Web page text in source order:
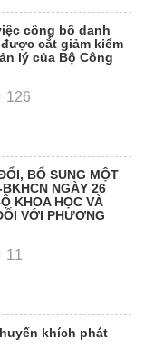
công bố danh
cắt giảm kiểm
lý của Bộ Công
126
BỔ SUNG MỘT
NGÀY 26
KHOA HỌC VÀ
VỚI PHƯƠNG
11
khích phát